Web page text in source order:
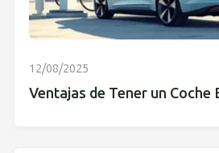
12/08/2025
Ventajas de Tener un Coche